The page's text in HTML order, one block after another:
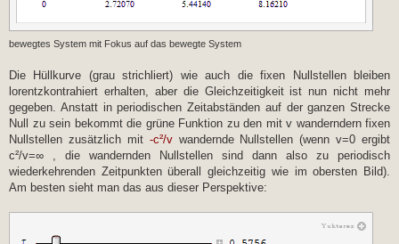
bewegtes System mit Fokus auf das bewegte System
Die Hüllkurve (grau strichliert) wie auch die fixen Nullstellen bleiben
lorentzkontrahiert erhalten, aber die Gleichzeitigkeit ist nun nicht mehr
gegeben. Anstatt in periodischen Zeitabständen auf der ganzen Strecke
Null zu sein bekommt die grüne Funktion zu den mit v wanderndern fixen
Nullstellen zusätzlich mit -c²/vwandernde Nullstellen (wenn v=0 ergibt
c²/v=∞ , die wandernden Nullstellen sind dann also zu periodisch
wiederkehrenden Zeitpunkten überall gleichzeitig wie im obersten Bild).
Am besten sieht man das aus dieser Perspektive: